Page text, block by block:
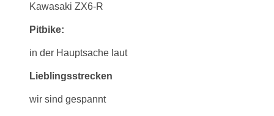
Kawasaki ZX6-R
Pitbike:
in der Hauptsache laut
Lieblingsstrecken
wir sind gespannt